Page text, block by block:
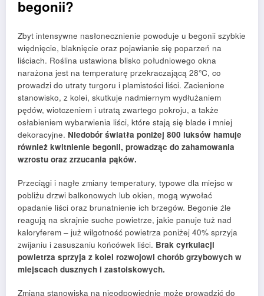
begonii?
Zbyt intensywne nasłonecznienie powoduje u begonii szybkie
więdnięcie, blaknięcie oraz pojawianie się poparzeń na
liściach. Roślina ustawiona blisko południowego okna
narażona jest na temperaturę przekraczającą 28°C, co
prowadzi do utraty turgoru i plamistości liści. Zacienione
stanowisko, z kolei, skutkuje nadmiernym wydłużaniem
pędów, wiotczeniem i utratą zwartego pokroju, a także
osłabieniem wybarwienia liści, które stają się blade i mniej
dekoracyjne. Niedobór światła poniżej 800 luksów hamuje
również kwitnienie begonii, prowadząc do zahamowania
wzrostu oraz zrzucania pąków.
Przeciągi i nagłe zmiany temperatury, typowe dla miejsc w
pobliżu drzwi balkonowych lub okien, mogą wywołać
opadanie liści oraz brunatnienie ich brzegów. Begonie źle
reagują na skrajnie suche powietrze, jakie panuje tuż nad
kaloryferem – już wilgotność powietrza poniżej 40% sprzyja
zwijaniu i zasuszaniu końcówek liści. Brak cyrkulacji
powietrza sprzyja z kolei rozwojowi chorób grzybowych w
miejscach dusznych i zastoiskowych.
Zmiana stanowiska na nieodpowiednie może prowadzić do